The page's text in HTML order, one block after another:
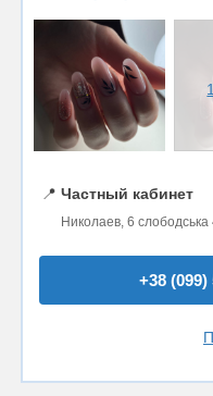
📍 Частный кабинет
Николаев, 6
+38 (099)